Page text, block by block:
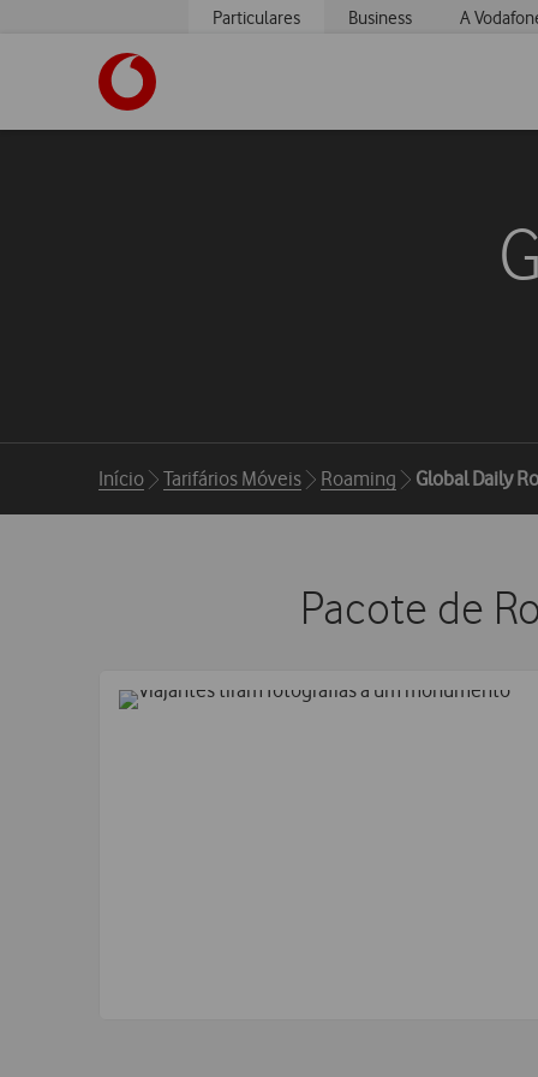
Particulares Business A
Breadcrumbs
Início Tarifários Móveis Roaming Global Daily
Pacote de